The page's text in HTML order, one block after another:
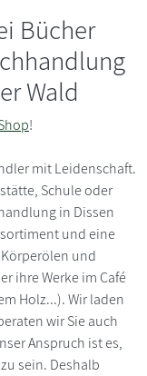
Bücher
Wald
!
mit Leidenschaft.
Schule oder
in Dissen
und eine
und
ihre Werke im Café
Holz...). Wir laden
wir Sie auch
Anspruch ist es,
sein. Deshalb